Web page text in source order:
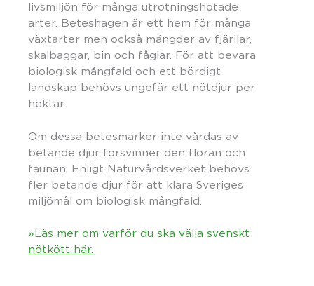
livsmiljön för många utrotningshotade
arter. Beteshagen är ett hem för många
växtarter men också mängder av fjärilar,
skalbaggar, bin och fåglar. För att bevara
biologisk mångfald och ett bördigt
landskap behövs ungefär ett nötdjur per
hektar.
Om dessa betesmarker inte vårdas av
betande djur försvinner den floran och
faunan. Enligt Naturvårdsverket behövs
fler betande djur för att klara Sveriges
miljömål om biologisk mångfald.
»Läs mer om varför du ska välja svenskt
nötkött här.